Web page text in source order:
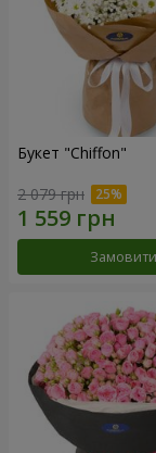
Букет "Chiffon"
2 079 грн
Замовити